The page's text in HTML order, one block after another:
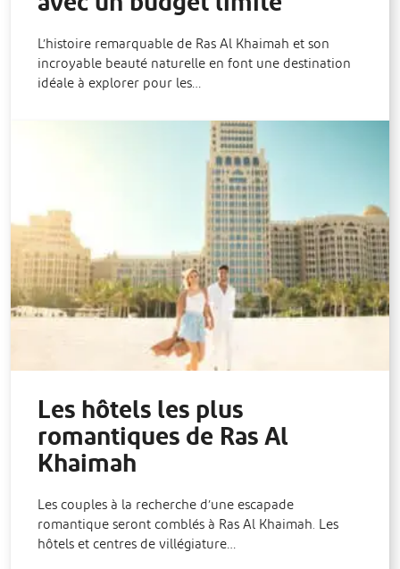
L’histoire remarquable de Ras Al Khaimah et son
incroyable beauté naturelle en font une destination
idéale à explorer pour les…
Les hôtels les plus
romantiques de Ras Al
Khaimah
Les couples à la recherche d’une escapade
romantique seront comblés à Ras Al Khaimah. Les
hôtels et centres de villégiature…